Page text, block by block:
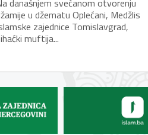
u džematu Oplećani, Medžlis
zajednice Tomislavgrad,
muftija...